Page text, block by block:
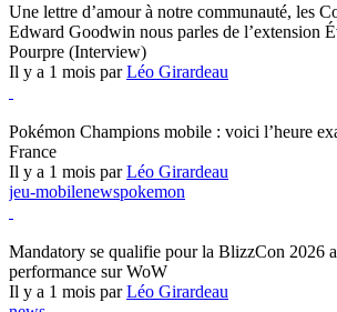
Une lettre d’amour à notre communauté, les
Edward Goodwin nous parles de l’extension
Pourpre (Interview)
Il y a 1 mois parLéo Girardeau
Pokémon Champions mobile : voici l’heure
France
Il y a 1 mois parLéo Girardeau
jeu-mobilenewspokemon
Mandatory se qualifie pour la BlizzCon 2026
performance sur WoW
Il y a 1 mois parLéo Girardeau